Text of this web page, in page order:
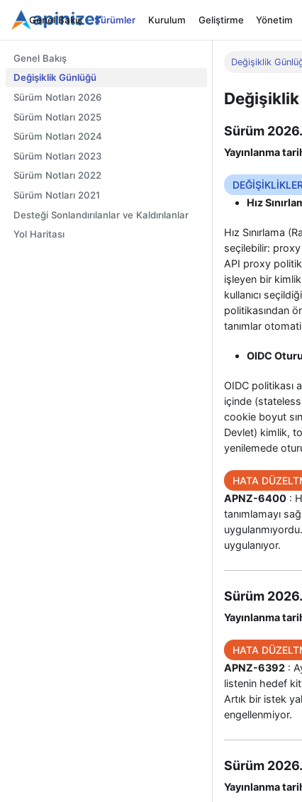
Genel Bakış Sürümler Kurulum Geliştirme Yönetim
Genel Bakış
Değişiklik Günlüğü
Sürüm Notları 2026
Sürüm Notları 2025
Sürüm Notları 2024
Sürüm Notları 2023
Sürüm Notları 2022
Sürüm Notları 2021
Desteği Sonlandırılanlar ve Kaldırılanlar
Yol Haritası
Değişiklik
Sürüm
Yayınlanma
Hız
Hız Sınırlama
seçilebilir: proxy
API proxy
işleyen bir
kullanıcı
politikasından
tanımlar
OIDC
OIDC politikası
içinde
cookie boyut
Devlet) kimlik,
yenilemede
HATA
APNZ-6400 :
tanımlamayı
uygulanıyor.
Sürüm
Yayınlanma
HATA
APNZ-6392 :
listenin hedef
Artık bir istek
engellenmiyor.
Sürüm
Yayınlanma